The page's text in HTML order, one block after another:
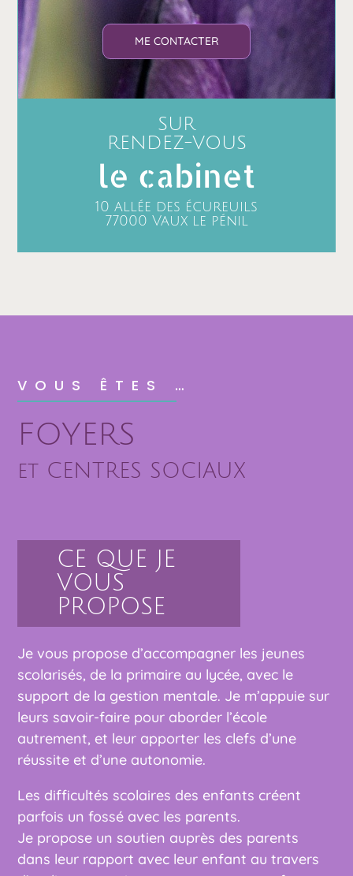
ME CONTACTER
SUR
RENDEZ-VOUS
le cabinet
10 allée des écureuils
77000 Vaux le pénil
VOUS ÊTES …
FOYERS
et CENTRES SOCIAUX
CE QUE JE
VOUS
PROPOSE
Je vous propose d’accompagner les jeunes
scolarisés, de la primaire au lycée, avec le
support de la gestion mentale. Je m’appuie sur
leurs savoir-faire pour aborder l’école
autrement, et leur apporter les clefs d’une
réussite et d’une autonomie.
Les difficultés scolaires des enfants créent
parfois un fossé avec les parents.
Je propose un soutien auprès des parents
dans leur rapport avec leur enfant au travers